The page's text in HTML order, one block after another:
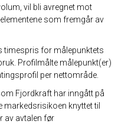
vil bli avregnet mot
som fremgår av
timespris for målepunktets
Profilmålte målepunkt(er)
per nettområde.
Fjordkraft har inngått på
markedsrisikoen knyttet til
av avtalen før